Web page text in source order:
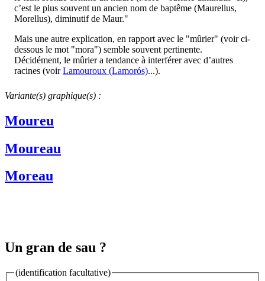
c’est le plus souvent un ancien nom de baptême (Maurellus,
Morellus), diminutif de Maur."
Mais une autre explication, en rapport avec le "mûrier" (voir ci-
dessous le mot "mora") semble souvent pertinente.
Décidément, le mûrier a tendance à interférer avec d’autres
racines (voirLamouroux (Lamorós)...).
Variante(s) graphique(s) :
Moureu
Moureau
Moreau
Un gran de sau ?
(identification facultative)